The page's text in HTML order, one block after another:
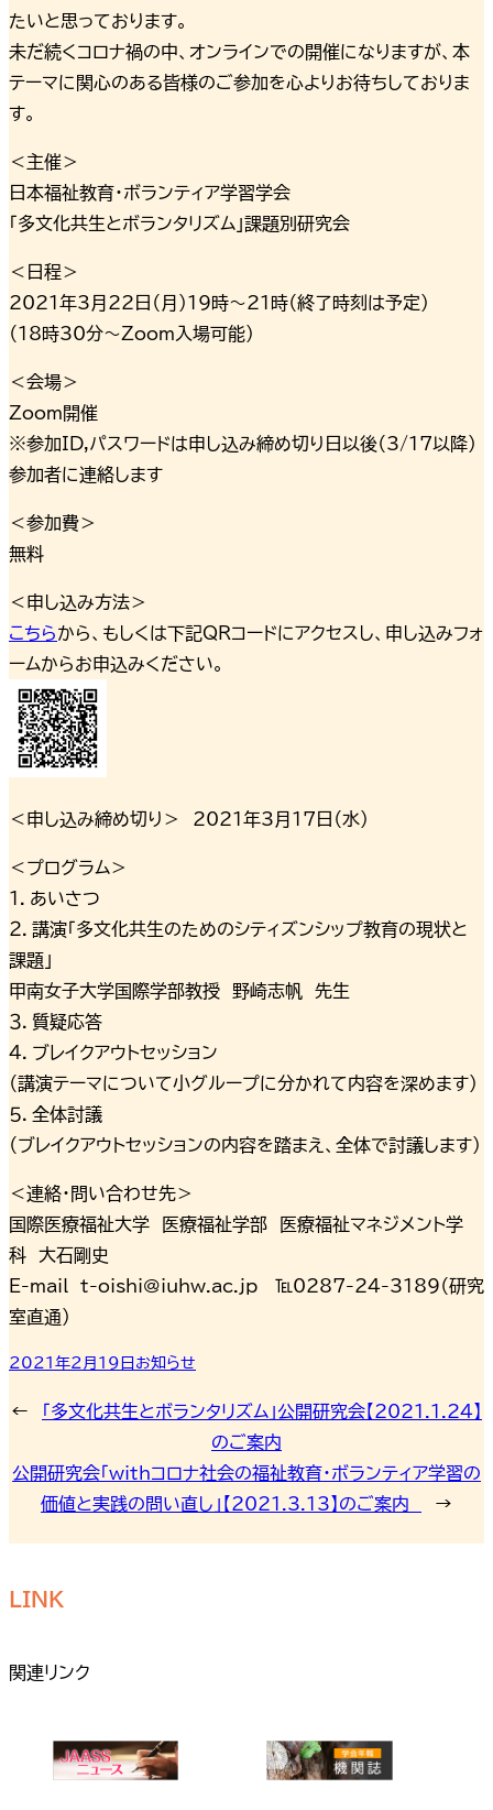
たいと思っております。
未だ続くコロナ禍の中、オンラインでの開催になりますが、本
テーマに関心のある皆様のご参加を心よりお待ちしておりま
す。
＜主催＞
日本福祉教育・ボランティア学習学会
「多文化共生とボランタリズム」課題別研究会
＜日程＞
2021年3月22日（月）19時～21時（終了時刻は予定）
（18時30分～Zoom入場可能）
＜会場＞
Zoom開催
※参加ID,パスワードは申し込み締め切り日以後（3/17以降）
参加者に連絡します
＜参加費＞
無料
＜申し込み方法＞
こちらから、もしくは下記QRコードにアクセスし、申し込みフォ
ームからお申込みください。
＜申し込み締め切り＞ 2021年3月17日（水）
＜プログラム＞
１．あいさつ
２．講演「多文化共生のためのシティズンシップ教育の現状と
課題」
甲南女子大学国際学部教授 野崎志帆 先生
３．質疑応答
４．ブレイクアウトセッション
（講演テーマについて小グループに分かれて内容を深めます）
５．全体討議
（ブレイクアウトセッションの内容を踏まえ、全体で討議します）
＜連絡・問い合わせ先＞
国際医療福祉大学 医療福祉学部 医療福祉マネジメント学
科 大石剛史
E-mail t-oishi@iuhw.ac.jp ℡0287-24-3189（研究
室直通）
2021年2月19日 お知らせ
←
「多文化共生とボランタリズム」公開研究会【2021.1.24】
のご案内
公開研究会「withコロナ社会の福祉教育・ボランティア学習の
価値と実践の問い直し」【2021.3.13】のご案内
→
LINK
関連リンク